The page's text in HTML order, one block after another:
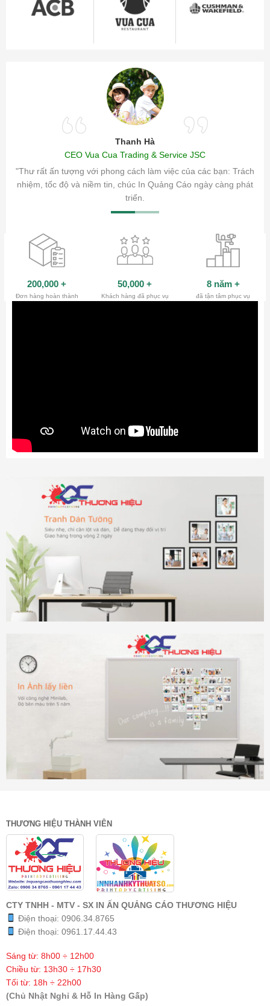
Thanh Hà
CEO Vua Cua Trading & Service JSC
"Thư rất ấn tượng với phong cách làm việc của các bạn: Trách
nhiệm, tốc độ và niềm tin, chúc In Quảng Cáo ngày càng phát
triển.
sóc
200,000 +
Đơn hàng hoàn thành
50,000 +
Khách hàng đã phục vụ
8 năm +
đã tận tâm phục vụ
THƯƠNG HIỆU THÀNH VIÊN
CTY TNHH - MTV - SX IN ẤN QUẢNG CÁO THƯƠNG HIỆU
Điện thoại: 0906.34.8765
Điện thoại: 0961.17.44.43
Sáng từ: 8h00 ÷ 12h00
Chiều từ: 13h30 ÷ 17h30
Tối từ: 18h ÷ 22h00
(Chủ Nhật Nghỉ & Hỗ In Hàng Gấp)